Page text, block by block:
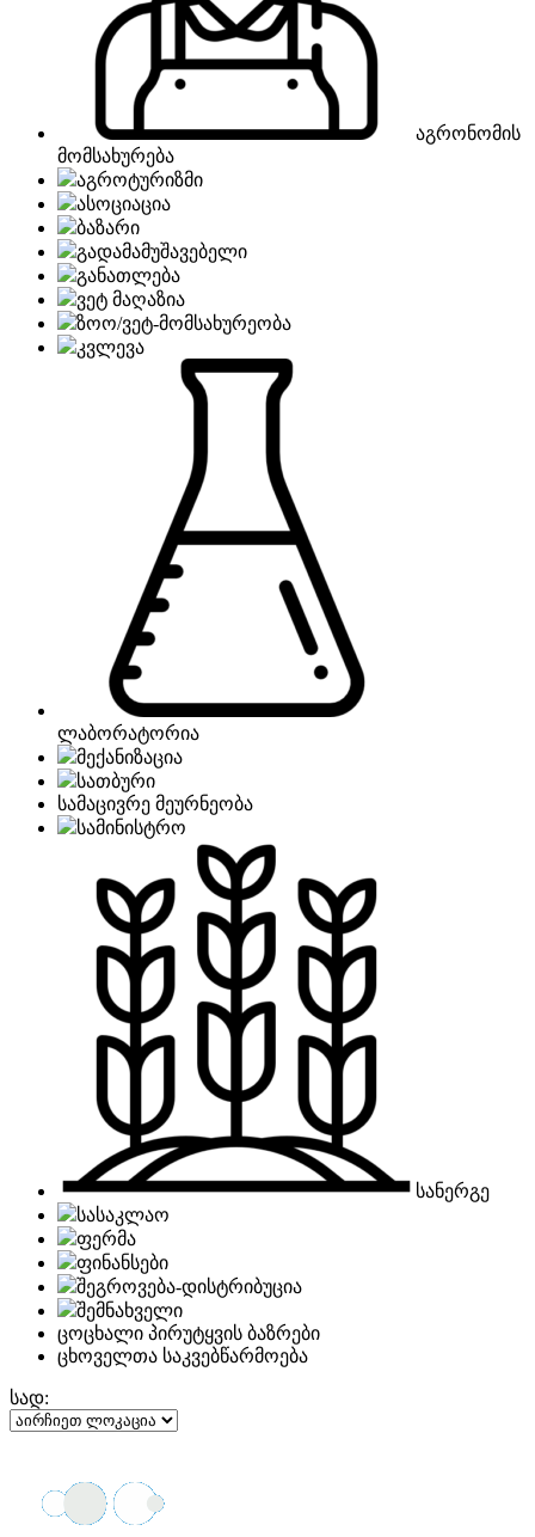
აგრონომის
მომსახურება
აგროტურიზმი
ასოციაცია
ბაზარი
გადამამუშავებელი
განათლება
ვეტ მაღაზია
ზოო/ვეტ-მომსახურეობა
კვლევა
ლაბორატორია
მექანიზაცია
სათბური
სამაცივრე მეურნეობა
სამინისტრო
სანერგე
სასაკლაო
ფერმა
ფინანსები
შეგროვება-დისტრიბუცია
შემნახველი
ცოცხალი პირუტყვის ბაზრები
ცხოველთა საკვებწარმოება
სად: